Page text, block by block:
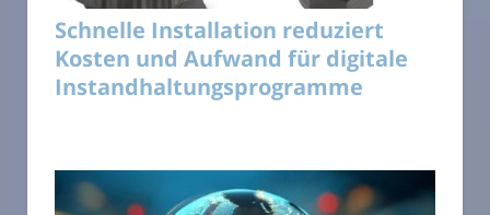
Schnelle Installation reduziert
Kosten und Aufwand für digitale
Instandhaltungsprogramme